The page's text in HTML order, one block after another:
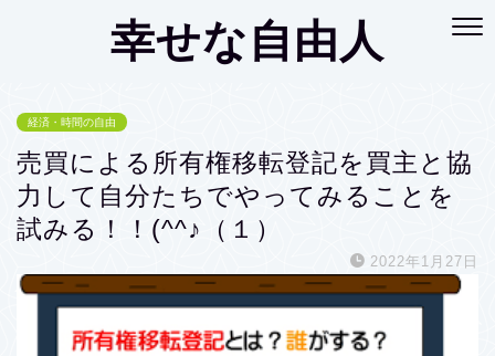
幸せな自由人
経済・時間の自由
売買による所有権移転登記を買主と協
力して自分たちでやってみることを
試みる！！(^^♪（１）
2022年1月27日